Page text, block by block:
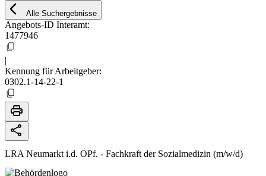
arrow_back_ios Alle Suchergebnisse
Angebots-ID Interamt:
1477946
content_copy
|
Kennung für Arbeitgeber:
0302.1-14-22-1
content_copy
print
share
LRA Neumarkt i.d. OPf. - Fachkraft der Sozialmedizin (m/w/d)